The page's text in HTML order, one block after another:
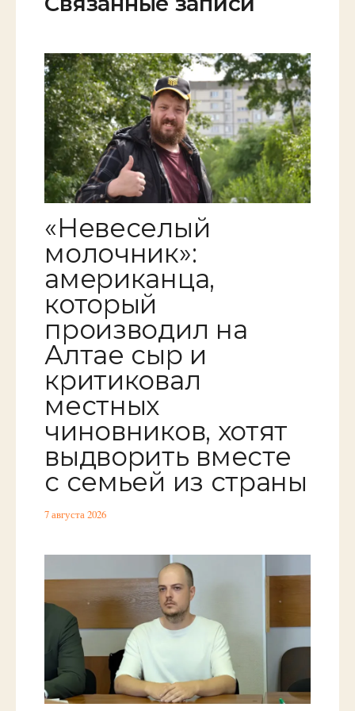
«Невеселый
молочник»:
американца,
который
производил на
Алтае сыр и
критиковал
местных
чиновников, хотят
выдворить вместе
с семьей из страны
7 августа 2026